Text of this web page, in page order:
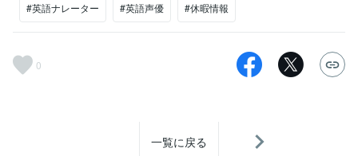
#英語ナレーター #英語声優 #休暇情報
0
一覧に戻る